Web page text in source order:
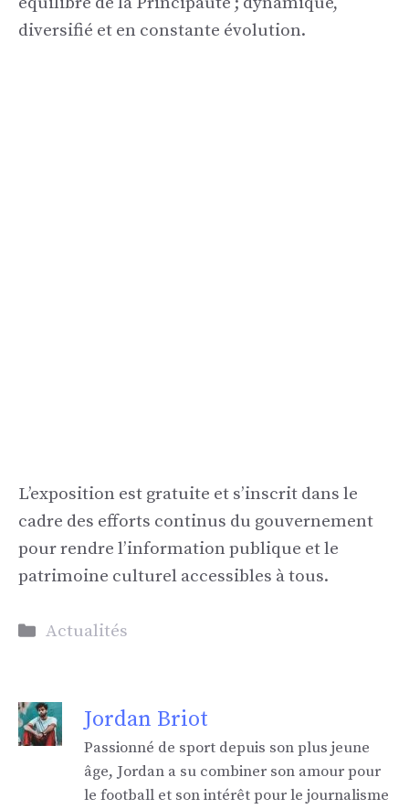
diversifié et en constante évolution.
L’exposition est gratuite et s’inscrit dans le
cadre des efforts continus du gouvernement
pour rendre l’information publique et le
patrimoine culturel accessibles à tous.
Catégories
Actualités
Jordan Briot
Passionné de sport depuis son plus jeune
âge, Jordan a su combiner son amour pour
le football et son intérêt pour le journalisme